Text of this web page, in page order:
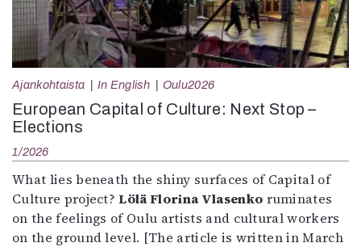
Ajankohtaista In English Oulu2026
European Capital of Culture: Next Stop –
Elections
1/2026
What lies beneath the shiny surfaces of Capital of
Culture project?Lölä Florina Vlasenko ruminates
on the feelings of Oulu artists and cultural workers
on the ground level. [The article is written in March